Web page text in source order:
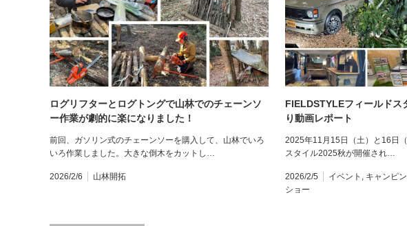
ログリフターとログトングで山林でのチェーンソ
ー作業が劇的に楽になりました！
前回、ガソリン式のチェーンソーを購入して、山林でいろ
いろ作業しました。大きな倒木をカットし…
2026/2/6 山林開拓
FIELDSTYLEフィールドス
り動画レポート
2025年11月15日（土）と16日
スタイル2025秋が開催され…
2026/2/5 イベント , キャンピ
ショー